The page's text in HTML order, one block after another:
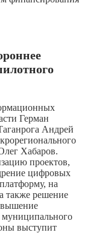
Герман
Андрей
Хабаров.
проектов,
цифровых
на
также решение
муниципального
выступит